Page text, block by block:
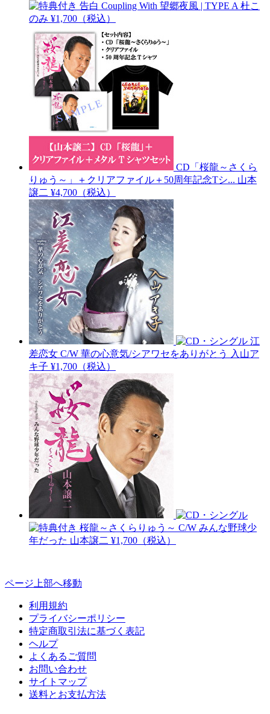
告白 Coupling With 望郷夜風 | TYPE A 杜こ
のみ ¥1,700（税込）
CD「桜龍～さくら
りゅう～」＋クリアファイル＋50周年記念Tシ... 山本
譲二 ¥4,700（税込）
江
差恋女 C/W 華の心意気/シアワセをありがとう
入山ア
キ子 ¥1,700（税込）
桜龍～さくらりゅう～ C/W みんな野球少
年だった 山本譲二 ¥1,700（税込）
ページ上部へ移動
利用規約
プライバシーポリシー
特定商取引法に基づく表記
ヘルプ
よくあるご質問
お問い合わせ
サイトマップ
送料とお支払方法